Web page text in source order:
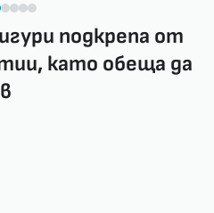
подкрепа от
като обеща да